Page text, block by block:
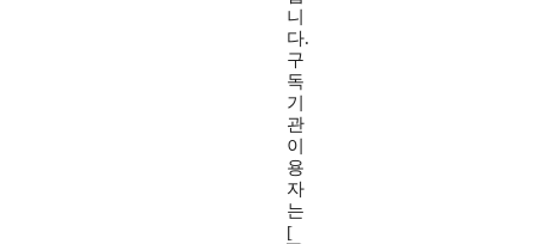
니
다.
구
독
기
관
이
용
자
는
[